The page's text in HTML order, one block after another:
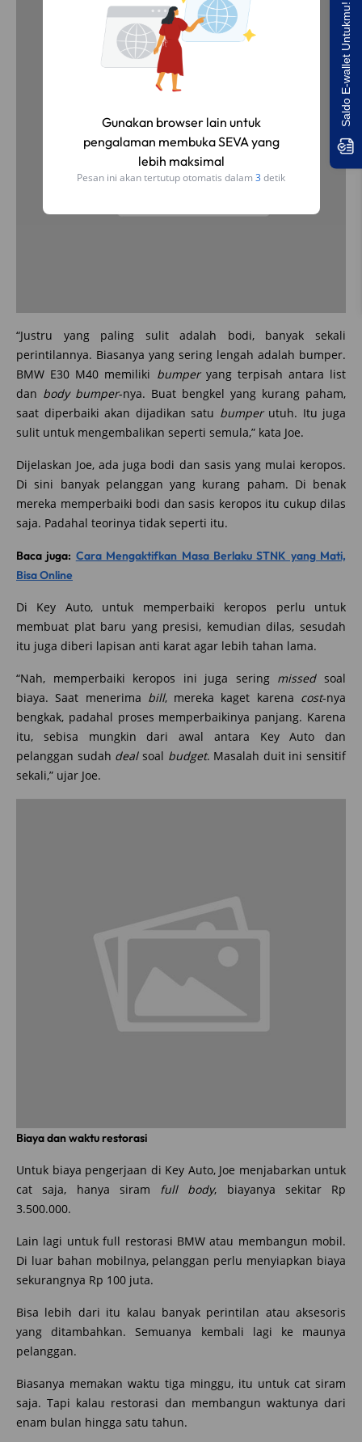
Gunakan browser lain untuk
pengalaman membuka SEVA yang
lebih maksimal
Pesan ini akan tertutup otomatis dalam 3detik
“Justru yang paling sulit adalah bodi, banyak sekali
perintilannya. Biasanya yang sering lengah adalah bumper.
BMW E30 M40 memiliki bumperyang terpisah antara list
dan body bumper-nya. Buat bengkel yang kurang paham,
saat diperbaiki akan dijadikan satu bumperutuh. Itu juga
sulit untuk mengembalikan seperti semula,” kata Joe.
Dijelaskan Joe, ada juga bodi dan sasis yang mulai keropos.
Di sini banyak pelanggan yang kurang paham. Di benak
mereka memperbaiki bodi dan sasis keropos itu cukup dilas
saja. Padahal teorinya tidak seperti itu.
Baca juga: Cara Mengaktifkan Masa Berlaku STNK yang Mati,
Bisa Online
Di Key Auto, untuk memperbaiki keropos perlu untuk
membuat plat baru yang presisi, kemudian dilas, sesudah
itu juga diberi lapisan anti karat agar lebih tahan lama.
“Nah, memperbaiki keropos ini juga sering missedsoal
biaya. Saat menerima bill, mereka kaget karena cost-nya
bengkak, padahal proses memperbaikinya panjang. Karena
itu, sebisa mungkin dari awal antara Key Auto dan
pelanggan sudah dealsoal budget. Masalah duit ini sensitif
sekali,” ujar Joe.
Biaya dan waktu restorasi
Untuk biaya pengerjaan di Key Auto, Joe menjabarkan untuk
cat saja, hanya siram full body, biayanya sekitar Rp
3.500.000.
Lain lagi untuk full restorasi BMW atau membangun mobil.
Di luar bahan mobilnya, pelanggan perlu menyiapkan biaya
sekurangnya Rp 100 juta.
Bisa lebih dari itu kalau banyak perintilan atau aksesoris
yang ditambahkan. Semuanya kembali lagi ke maunya
pelanggan.
Biasanya memakan waktu tiga minggu, itu untuk cat siram
saja. Tapi kalau restorasi dan membangun waktunya dari
enam bulan hingga satu tahun.
Saldo E-wallet Untukmu!